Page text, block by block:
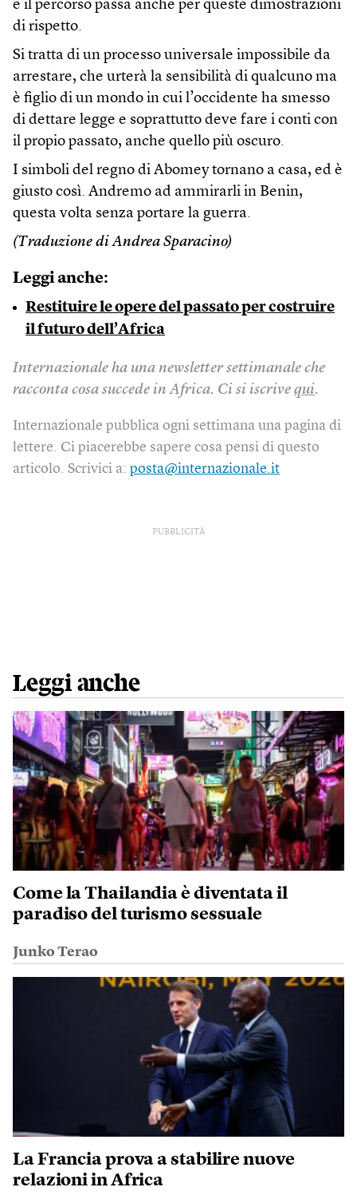
e il percorso passa anche per queste dimostrazioni
di rispetto.
Si tratta di un processo universale impossibile da
arrestare, che urterà la sensibilità di qualcuno ma
è figlio di un mondo in cui l’occidente ha smesso
di dettare legge e soprattutto deve fare i conti con
il propio passato, anche quello più oscuro.
I simboli del regno di Abomey tornano a casa, ed è
giusto così. Andremo ad ammirarli in Benin,
questa volta senza portare la guerra.
(Traduzione di Andrea Sparacino)
Leggi anche:
Restituire le opere del passato per costruire
il futuro dell’Africa
Internazionale ha una newsletter settimanale che
racconta cosa succede in Africa. Ci si iscrive qui.
Internazionale pubblica ogni settimana una pagina di
lettere. Ci piacerebbe sapere cosa pensi di questo
articolo. Scrivici a: posta@internazionale.it
PUBBLICITÀ
Leggi anche
Come la Thailandia è diventata il
paradiso del turismo sessuale
Junko Terao
La Francia prova a stabilire nuove
relazioni in Africa